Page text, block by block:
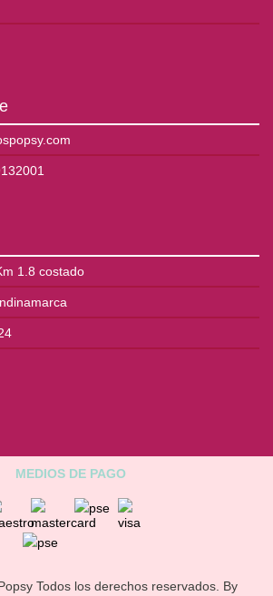
1.8 costado
MEDIOS DE PAGO
Todos los derechos reservados. By